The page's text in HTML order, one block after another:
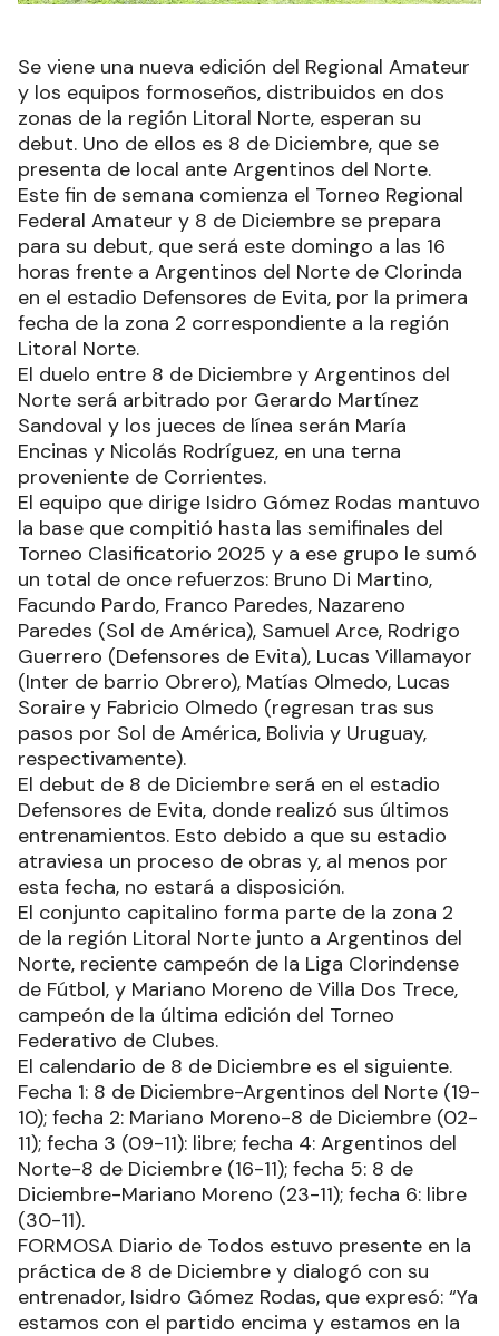
Se viene una nueva edición del Regional Amateur
y los equipos formoseños, distribuidos en dos
zonas de la región Litoral Norte, esperan su
debut. Uno de ellos es 8 de Diciembre, que se
presenta de local ante Argentinos del Norte.
Este fin de semana comienza el Torneo Regional
Federal Amateur y 8 de Diciembre se prepara
para su debut, que será este domingo a las 16
horas frente a Argentinos del Norte de Clorinda
en el estadio Defensores de Evita, por la primera
fecha de la zona 2 correspondiente a la región
Litoral Norte.
El duelo entre 8 de Diciembre y Argentinos del
Norte será arbitrado por Gerardo Martínez
Sandoval y los jueces de línea serán María
Encinas y Nicolás Rodríguez, en una terna
proveniente de Corrientes.
El equipo que dirige Isidro Gómez Rodas mantuvo
la base que compitió hasta las semifinales del
Torneo Clasificatorio 2025 y a ese grupo le sumó
un total de once refuerzos: Bruno Di Martino,
Facundo Pardo, Franco Paredes, Nazareno
Paredes (Sol de América), Samuel Arce, Rodrigo
Guerrero (Defensores de Evita), Lucas Villamayor
(Inter de barrio Obrero), Matías Olmedo, Lucas
Soraire y Fabricio Olmedo (regresan tras sus
pasos por Sol de América, Bolivia y Uruguay,
respectivamente).
El debut de 8 de Diciembre será en el estadio
Defensores de Evita, donde realizó sus últimos
entrenamientos. Esto debido a que su estadio
atraviesa un proceso de obras y, al menos por
esta fecha, no estará a disposición.
El conjunto capitalino forma parte de la zona 2
de la región Litoral Norte junto a Argentinos del
Norte, reciente campeón de la Liga Clorindense
de Fútbol, y Mariano Moreno de Villa Dos Trece,
campeón de la última edición del Torneo
Federativo de Clubes.
El calendario de 8 de Diciembre es el siguiente.
Fecha 1: 8 de Diciembre-Argentinos del Norte (19-
10); fecha 2: Mariano Moreno-8 de Diciembre (02-
11); fecha 3 (09-11): libre; fecha 4: Argentinos del
Norte-8 de Diciembre (16-11); fecha 5: 8 de
Diciembre-Mariano Moreno (23-11); fecha 6: libre
(30-11).
FORMOSA Diario de Todos estuvo presente en la
práctica de 8 de Diciembre y dialogó con su
entrenador, Isidro Gómez Rodas, que expresó: “Ya
estamos con el partido encima y estamos en la